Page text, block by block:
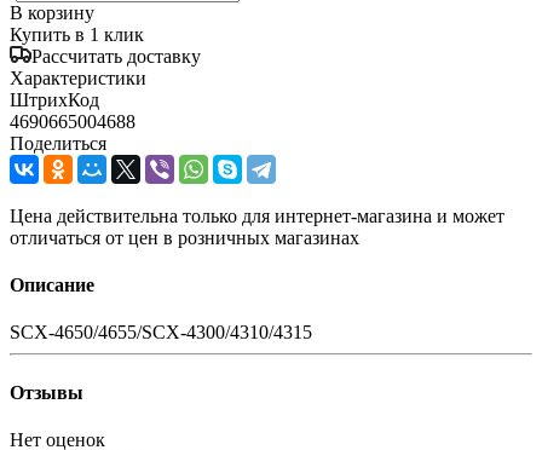
В корзину
Купить в 1 клик
Рассчитать доставку
Характеристики
ШтрихКод
4690665004688
Поделиться
Цена действительна только для интернет-магазина и может
отличаться от цен в розничных магазинах
Описание
SCX-4650/4655/SCX-4300/4310/4315
Отзывы
Нет оценок